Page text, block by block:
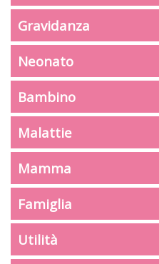
Gravidanza
Neonato
Bambino
Malattie
Mamma
Famiglia
Utilità